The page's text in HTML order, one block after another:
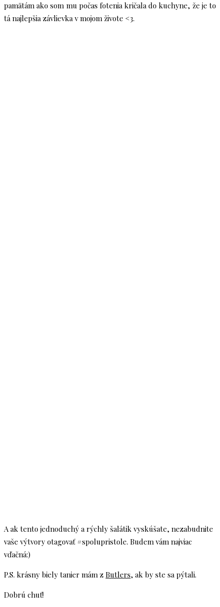
pamätám ako som mu počas fotenia kričala do kuchyne, že je to
tá najlepšia závlievka v mojom živote <3.
A ak tento jednoduchý a rýchly šalátik vyskúšate, nezabudnite
vaše výtvory otagovať #spolupristole. Budem vám najviac
vďačná:)
P.S. krásny biely tanier mám z Butlers, ak by ste sa pýtali.
Dobrú chuť!